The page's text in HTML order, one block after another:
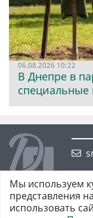
06.08.2026 10:22
В Днепре в
специальные
Мы используем
представления
использовать